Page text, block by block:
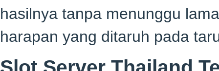
hasilnya tanpa menunggu
harapan yang ditaruh pada